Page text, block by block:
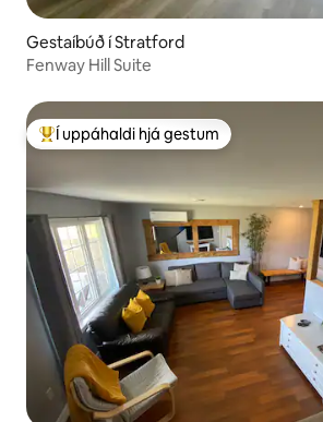
Gestaíbúð í Stratford
Fenway Hill Suite
Í mestu uppáhaldi hjá gestum
Í uppáhaldi hjá gestum